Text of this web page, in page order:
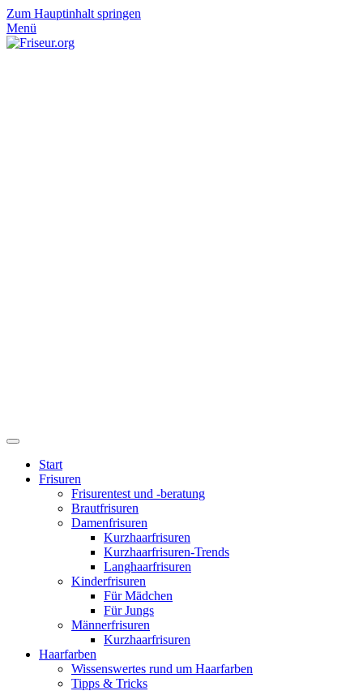
Zum Hauptinhalt springen
Menü
Start
Frisuren
Frisurentest und -beratung
Brautfrisuren
Damenfrisuren
Kurzhaarfrisuren
Kurzhaarfrisuren-Trends
Langhaarfrisuren
Kinderfrisuren
Für Mädchen
Für Jungs
Männerfrisuren
Kurzhaarfrisuren
Haarfarben
Wissenswertes rund um Haarfarben
Tipps & Tricks